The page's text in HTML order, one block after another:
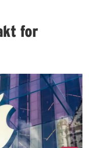
for